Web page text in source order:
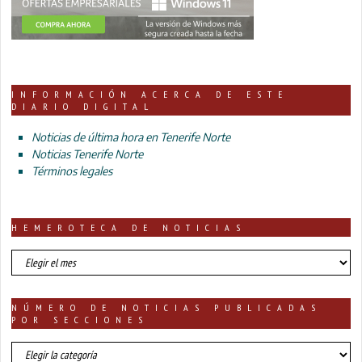
INFORMACIÓN ACERCA DE ESTE
DIARIO DIGITAL
Noticias de última hora en Tenerife Norte
Noticias Tenerife Norte
Términos legales
HEMEROTECA DE NOTICIAS
HEMEROTECA
DE
NÚMERO DE NOTICIAS PUBLICADAS
POR SECCIONES
número